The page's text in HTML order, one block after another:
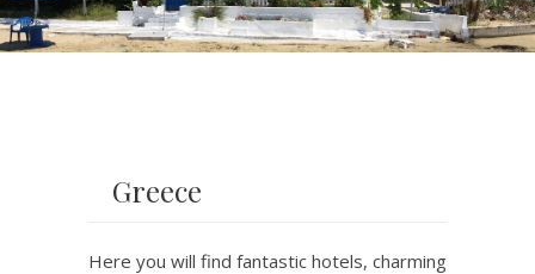
Greece
Here you will find fantastic hotels, charming